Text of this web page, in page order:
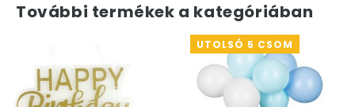
További termékek a kategóriában
UTOLSÓ 5 CSOM